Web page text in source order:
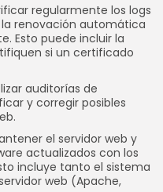
regularmente los logs
renovación automática
Esto puede incluir la
si un certificado
auditorías de
y corregir posibles
el servidor web y
actualizados con los
incluye tanto el sistema
web (Apache,